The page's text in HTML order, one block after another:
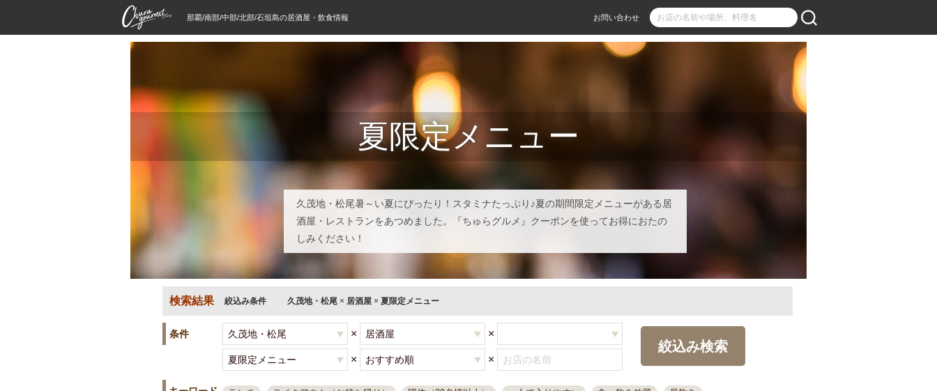
那覇/南部/中部/北部/石垣島の居酒屋・飲食情報 お問い合わせ
夏限定メニュー
久茂地・松尾暑～い夏にぴったり！スタミナたっぷり♪夏の期間限定メニューがある居
酒屋・レストランをあつめました。『ちゅらグルメ』クーポンを使ってお得におたの
しみください！
検索結果 絞込み条件 久茂地・松尾 × 居酒屋 × 夏限定メニュー
条件 × ×
× ×
絞込み検索